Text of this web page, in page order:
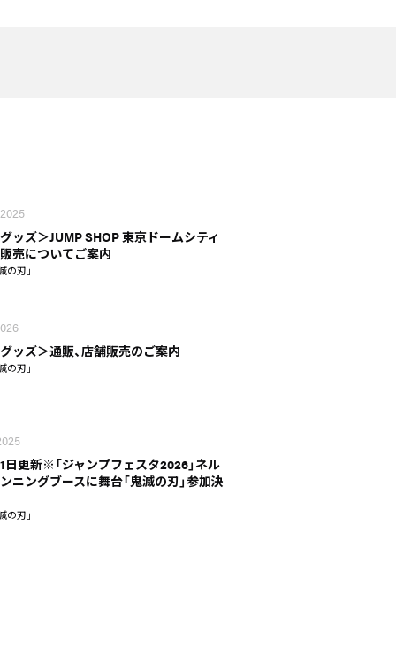
ッズ＞JUMP SHOP 東京ドームシティ
売についてご案内
の刃」
ッズ＞通販、店舗販売のご案内
の刃」
更新※「ジャンプフェスタ2026」ネル
ニングブースに舞台「鬼滅の刃」参加決
の刃」